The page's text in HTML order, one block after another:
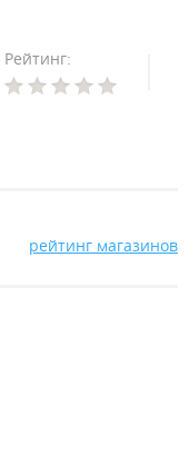
Рейтинг:
рейтинг магазинов